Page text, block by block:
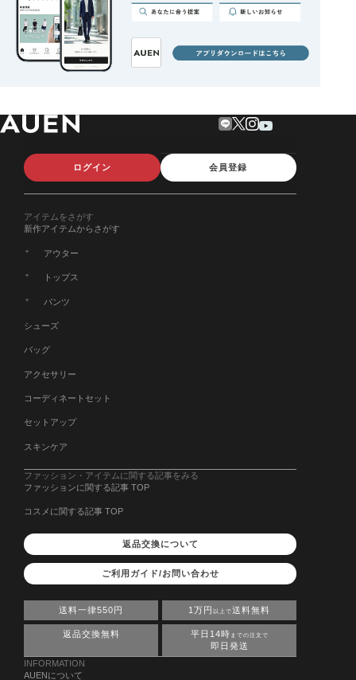
ログイン 会員登録
アイテムをさがす
新作アイテムからさがす
アウター
トップス
パンツ
シューズ
バッグ
アクセサリー
コーディネートセット
セットアップ
スキンケア
ファッション・アイテムに関する記事をみる
ファッションに関する記事 TOP
コスメに関する記事 TOP
返品交換について
ご利用ガイド/お問い合わせ
送料一律550円 1万円 以上で送料無料
返品交換無料 平日14時 までの注文で
即日発送
INFORMATION
AUENについて